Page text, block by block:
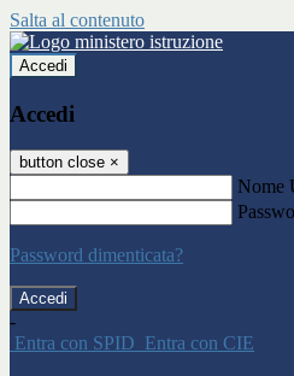
Salta al contenuto
Accedi
Accedi
button close ×
Nome
Password dimenticata?
-
Entra con SPID Entra con CIE